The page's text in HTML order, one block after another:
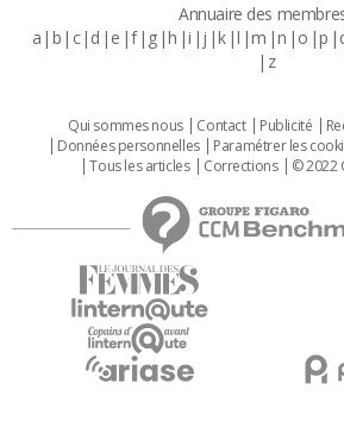
Annuaire des
a b c d e f g h i j k l m n o p
z
Qui sommes nous Contact Publicité
Données personnelles
Paramétrer les
Tous les articles
Corrections © 2022